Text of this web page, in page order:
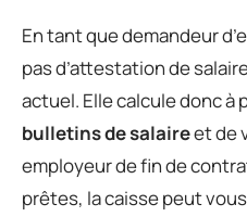
En tant que demandeur
pas d’attestation de
actuel. Elle calcule donc à
bulletins de salaireet de
employeur de fin de
prêtes, la caisse peut